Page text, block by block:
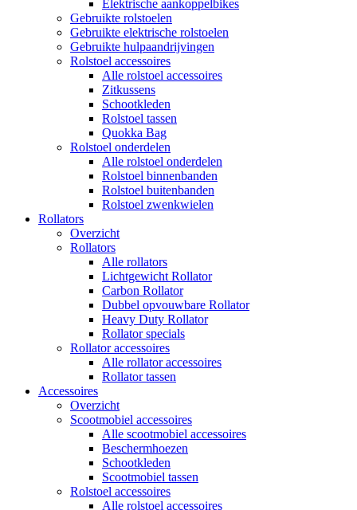
Elektrische aankoppelbikes
Gebruikte rolstoelen
Gebruikte elektrische rolstoelen
Gebruikte hulpaandrijvingen
Rolstoel accessoires
Alle rolstoel accessoires
Zitkussens
Schootkleden
Rolstoel tassen
Quokka Bag
Rolstoel onderdelen
Alle rolstoel onderdelen
Rolstoel binnenbanden
Rolstoel buitenbanden
Rolstoel zwenkwielen
Rollators
Overzicht
Rollators
Alle rollators
Lichtgewicht Rollator
Carbon Rollator
Dubbel opvouwbare Rollator
Heavy Duty Rollator
Rollator specials
Rollator accessoires
Alle rollator accessoires
Rollator tassen
Accessoires
Overzicht
Scootmobiel accessoires
Alle scootmobiel accessoires
Beschermhoezen
Schootkleden
Scootmobiel tassen
Rolstoel accessoires
Alle rolstoel accessoires